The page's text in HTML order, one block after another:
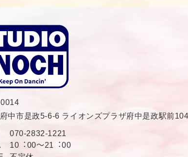
中市是政5-6-6 ライオンズプラザ府中是政駅前104
070-2832-1221
10︓00〜21︓00